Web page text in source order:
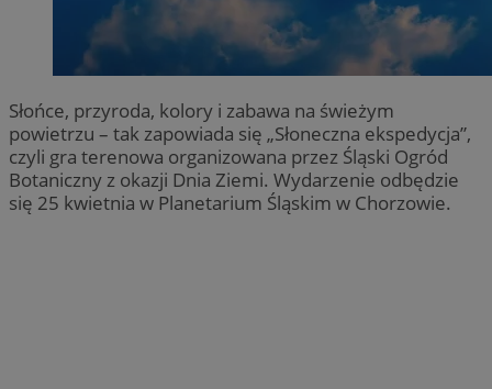
Słońce, przyroda, kolory i zabawa na świeżym
powietrzu – tak zapowiada się „Słoneczna ekspedycja”,
czyli gra terenowa organizowana przez Śląski Ogród
Botaniczny z okazji Dnia Ziemi. Wydarzenie odbędzie
się 25 kwietnia w Planetarium Śląskim w Chorzowie.